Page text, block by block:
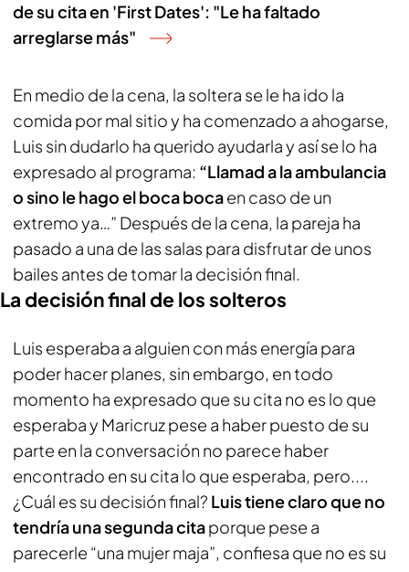
de su cita en 'First Dates': "Le ha faltado
arreglarse más"
En medio de la cena, la soltera se le ha ido la
comida por mal sitio y ha comenzado a ahogarse,
Luis sin dudarlo ha querido ayudarla y así se lo ha
expresado al programa: “Llamad a la ambulancia
o sino le hago el boca bocaen caso de un
extremo ya…” Después de la cena, la pareja ha
pasado a una de las salas para disfrutar de unos
bailes antes de tomar la decisión final.
La decisión final de los solteros
Luis esperaba a alguien con más energía para
poder hacer planes, sin embargo, en todo
momento ha expresado que su cita no es lo que
esperaba y Maricruz pese a haber puesto de su
parte en la conversación no parece haber
encontrado en su cita lo que esperaba, pero....
¿Cuál es su decisión final? Luis tiene claro que no
tendría una segunda citaporque pese a
parecerle “una mujer maja”, confiesa que no es su